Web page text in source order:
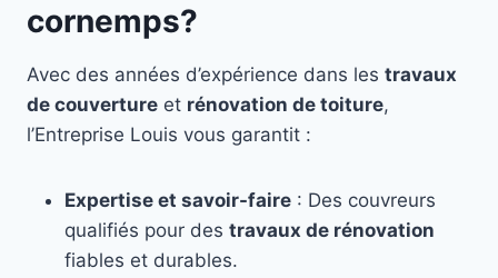
cornemps?
Avec des années d’expérience dans les travaux
de couverture et rénovation de toiture,
l’Entreprise Louis vous garantit :
Expertise et savoir-faire : Des couvreurs
qualifiés pour des travaux de rénovation
fiables et durables.